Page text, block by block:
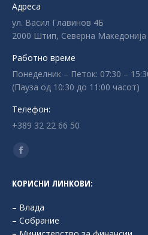
Адреса
ул. Васил Главинов 4Б
2000 Штип, Северна Македонија
Работно време
Понеделник – Петок: 07:30 –
(Пауза од 10:30 до 11:00 часот)
Телефон:
+389 32 22 66 50
Find us on:
Facebook
opens
in
new
КОРИСНИ ЛИНКОВИ:
– Влада
– Собрание